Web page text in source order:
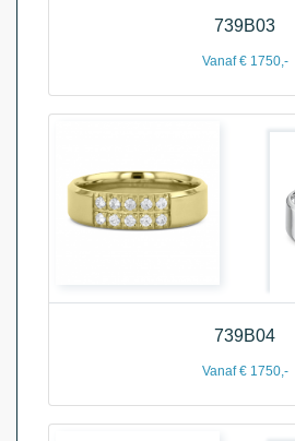
739B03
Vanaf € 1750,-
739B04
Vanaf € 1750,-